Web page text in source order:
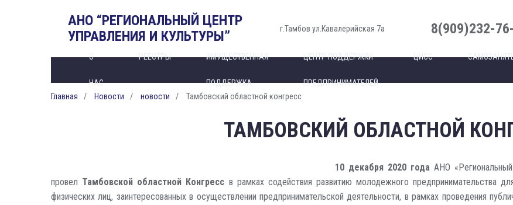
АНО “РЕГИОНАЛЬНЫЙ ЦЕНТР
УПРАВЛЕНИЯ И КУЛЬТУРЫ”
г.Тамбов ул.Кавалерийская 7а 8(909)232-
О
НАС
РЕЕСТРЫ ИМУЩЕСТВЕННАЯ
ПОДДЕРЖКА
ЦЕНТР ПОДДЕРЖКИ
ПРЕДПРИНИМАТЕЛЕЙ
ЦИСС
Главная
Новости новости Тамбовский областной конгресс
ТАМБОВСКИЙ ОБЛАСТНОЙ
10 декабря 2020 года АНО
провел Тамбовской областной Конгресс в рамках содействия развитию молодежного предпринимательства
физических лиц, заинтересованных в осуществлении предпринимательской деятельности, в рамках проведения